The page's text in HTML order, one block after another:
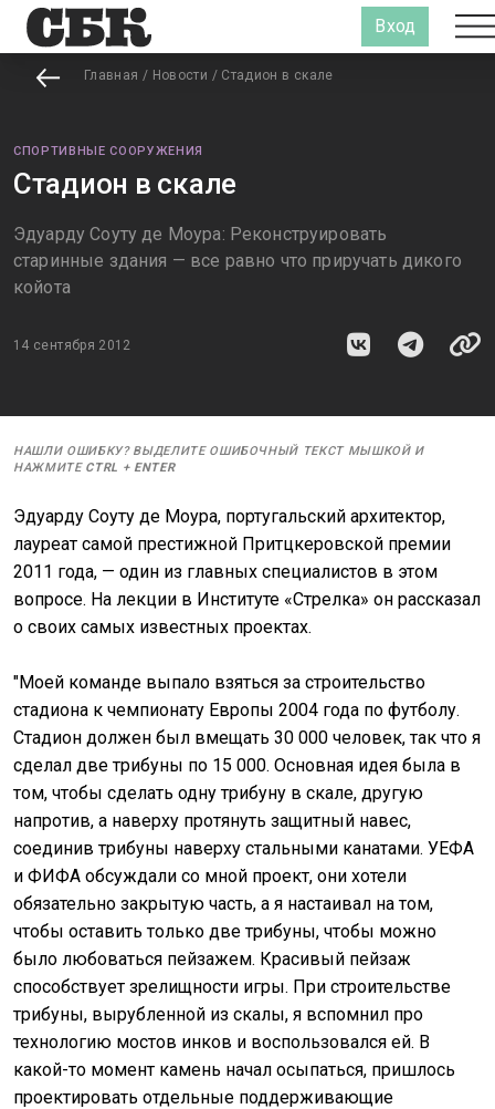
Вход
Главная / Новости / Стадион в скале
СПОРТИВНЫЕ СООРУЖЕНИЯ
Стадион в скале
Эдуарду Соуту де Моура: Реконструировать
старинные здания — все равно что приручать дикого
койота
14 сентября 2012
НАШЛИ ОШИБКУ? ВЫДЕЛИТЕ ОШИБОЧНЫЙ ТЕКСТ МЫШКОЙ И
НАЖМИТЕ CTRL + ENTER
Эдуарду Соуту де Моура, португальский архитектор,
лауреат самой престижной Притцкеровской премии
2011 года, — один из главных специалистов в этом
вопросе. На лекции в Институте «Стрелка» он рассказал
о своих самых известных проектах.
"Моей команде выпало взяться за строительство
стадиона к чемпионату Европы 2004 года по футболу.
Стадион должен был вмещать 30 000 человек, так что я
сделал две трибуны по 15 000. Основная идея была в
том, чтобы сделать одну трибуну в скале, другую
напротив, а наверху протянуть защитный навес,
соединив трибуны наверху стальными канатами. УЕФА
и ФИФА обсуждали со мной проект, они хотели
обязательно закрытую часть, а я настаивал на том,
чтобы оставить только две трибуны, чтобы можно
было любоваться пейзажем. Красивый пейзаж
способствует зрелищности игры. При строительстве
трибуны, вырубленной из скалы, я вспомнил про
технологию мостов инков и воспользовался ей. В
какой-то момент камень начал осыпаться, пришлось
проектировать отдельные поддерживающие